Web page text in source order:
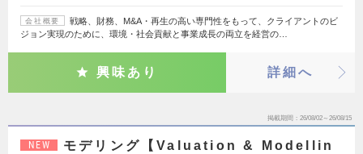
会社概要
戦略、財務、M&A・再生の高い専門性をもって、クライアントのビ
ジョン実現のために、環境・社会貢献と事業成長の両立を経営の…
興味あり 詳細へ
掲載期間 26/08/02～26/08/15
NEW
モデリング【Valuation & Modellin